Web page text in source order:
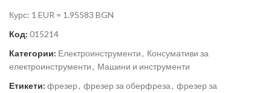
Курс: 1 EUR = 1.95583 BGN
Код: 015214
Категории: Електроинструменти, Консумативи за
електроинструменти, Машини и инструменти
Етикети: фрезер, фрезер за оберфреза, фрезер за